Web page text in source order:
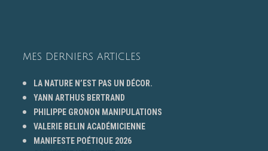
MES DERNIERS ARTICLES
LA NATURE N’EST PAS UN DÉCOR.
YANN ARTHUS BERTRAND
PHILIPPE GRONON MANIPULATIONS
VALERIE BELIN ACADÉMICIENNE
MANIFESTE POÉTIQUE 2026